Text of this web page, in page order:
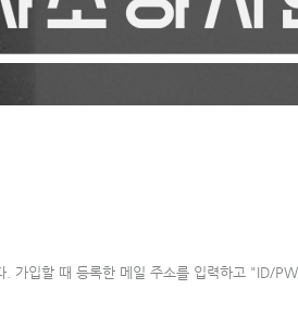
가입할 때 등록한 메일 주소를 입력하고 "ID/